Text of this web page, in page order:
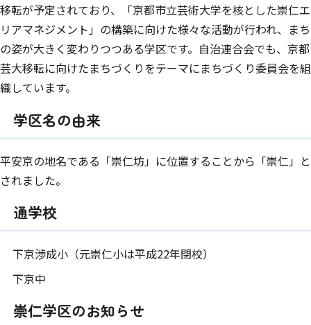
移転が予定されており、「京都市立芸術大学を核とした崇仁エ
リアマネジメント」の構築に向けた様々な活動が行われ、まち
の姿が大きく変わりつつある学区です。自治連合会でも、京都
芸大移転に向けたまちづくりをテーマにまちづくり委員会を組
織しています。
学区名の由来
平安京の地名である「崇仁坊」に位置することから「崇仁」と
されました。
通学校
下京渉成小（元崇仁小は平成22年閉校）
下京中
崇仁学区のお知らせ